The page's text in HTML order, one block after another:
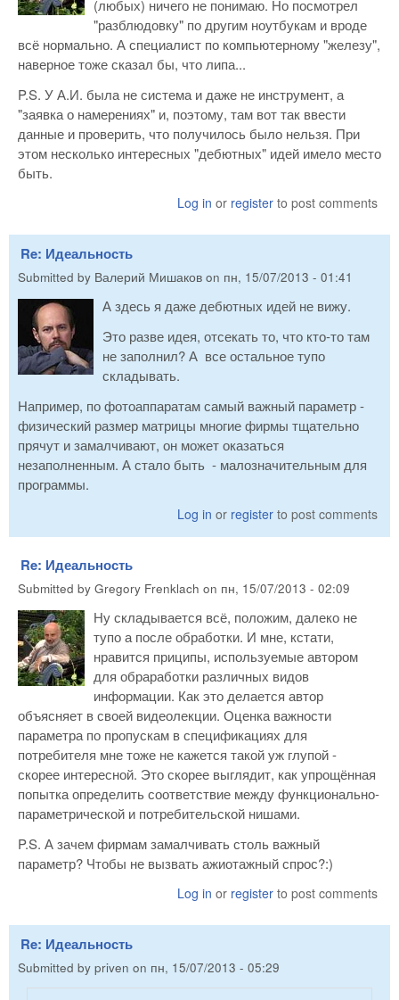
(любых) ничего не понимаю. Но посмотрел
"разблюдовку" по другим ноутбукам и вроде
всё нормально. А специалист по компьютерному "железу",
наверное тоже сказал бы, что липа...
P.S. У А.И. была не система и даже не инструмент, а
"заявка о намерениях" и, поэтому, там вот так ввести
данные и проверить, что получилось было нельзя. При
этом несколько интересных "дебютных" идей имело место
быть.
Log in or register to post comments
Re: Идеальность
Submitted by Валерий Мишаков on пн, 15/07/2013 - 01:41
А здесь я даже дебютных идей не вижу.
Это разве идея, отсекать то, что кто-то там
не заполнил? А все остальное тупо
складывать.
Например, по фотоаппаратам самый важный параметр -
физический размер матрицы многие фирмы тщательно
прячут и замалчивают, он может оказаться
незаполненным. А стало быть - малозначительным для
программы.
Log in or register to post comments
Re: Идеальность
Submitted by Gregory Frenklach on пн, 15/07/2013 - 02:09
Ну складывается всё, положим, далеко не
тупо а после обработки. И мне, кстати,
нравится приципы, используемые автором
для обраработки различных видов
информации. Как это делается автор
объясняет в своей видеолекции. Оценка важности
параметра по пропускам в спецификациях для
потребителя мне тоже не кажется такой уж глупой -
скорее интересной. Это скорее выглядит, как упрощённая
попытка определить соответствие между функционально-
параметрической и потребительской нишами.
P.S. А зачем фирмам замалчивать столь важный
параметр? Чтобы не вызвать ажиотажный спрос?:)
Log in or register to post comments
Re: Идеальность
Submitted by priven on пн, 15/07/2013 - 05:29